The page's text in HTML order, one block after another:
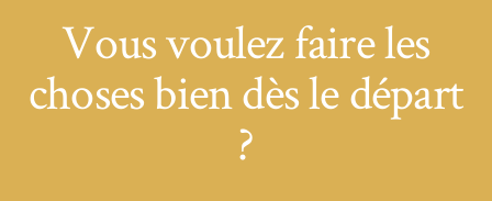
Vous voulez faire les
choses bien dès le départ
?